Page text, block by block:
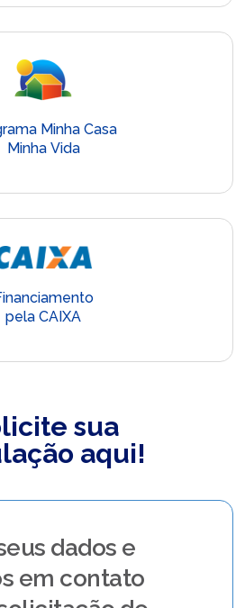
Minha Casa
Minha Vida
pela CAIXA
sua
aqui!
dados e
em contato